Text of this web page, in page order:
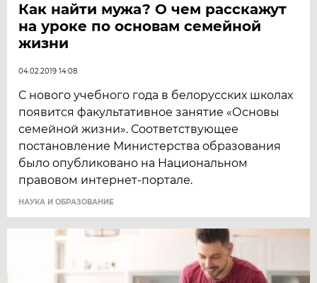
Как найти мужа? О чем расскажут
на уроке по основам семейной
жизни
04.02.2019 14:08
С нового учебного года в белорусских школах
появится факультативное занятие «Основы
семейной жизни». Соответствующее
постановление Министерства образования
было опубликовано на Национальном
правовом интернет-портале.
НАУКА И ОБРАЗОВАНИЕ